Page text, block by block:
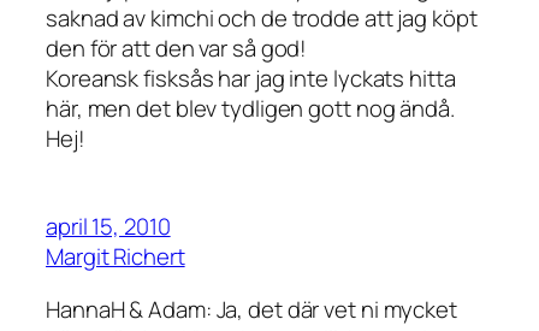
saknad av kimchi och de trodde att jag köpt
den för att den var så god!
Koreansk fisksås har jag inte lyckats hitta
här, men det blev tydligen gott nog ändå.
Hej!
april 15, 2010
Margit Richert
HannaH & Adam: Ja, det där vet ni mycket